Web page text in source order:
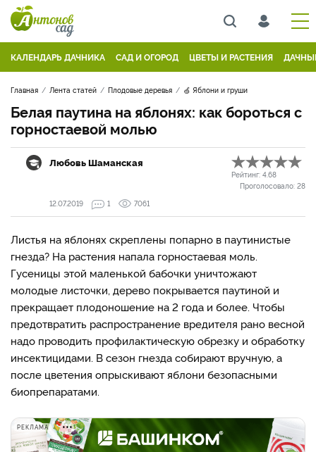
КАЛЕНДАРЬ ДАЧНИКА САД И ОГОРОД ЦВЕТЫ И РАСТЕНИЯ
Главная Лента статей Плодовые деревья 🍏 Яблони и груши
Белая паутина на яблонях: как бороться с
горностаевой молью
Любовь Шаманская
Рейтинг: 4.68
Проголосовало: 28
12.07.2019
1 7061
Листья на яблонях скреплены попарно в паутинистые
гнезда? На растения напала горностаевая моль.
Гусеницы этой маленькой бабочки уничтожают
молодые листочки, дерево покрывается паутиной и
прекращает плодоношение на 2 года и более. Чтобы
предотвратить распространение вредителя рано весной
надо проводить профилактическую обрезку и обработку
инсектицидами. В сезон гнезда собирают вручную, а
после цветения опрыскивают яблони безопасными
биопрепаратами.
РЕКЛАМА